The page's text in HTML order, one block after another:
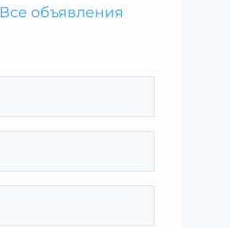
Все объявления